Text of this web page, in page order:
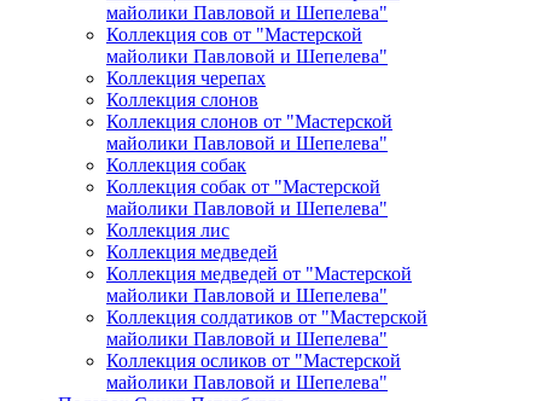
майолики Павловой и Шепелева"
Коллекция сов от "Мастерской
майолики Павловой и Шепелева"
Коллекция черепах
Коллекция слонов
Коллекция слонов от "Мастерской
майолики Павловой и Шепелева"
Коллекция собак
Коллекция собак от "Мастерской
майолики Павловой и Шепелева"
Коллекция лис
Коллекция медведей
Коллекция медведей от "Мастерской
майолики Павловой и Шепелева"
Коллекция солдатиков от "Мастерской
майолики Павловой и Шепелева"
Коллекция осликов от "Мастерской
майолики Павловой и Шепелева"